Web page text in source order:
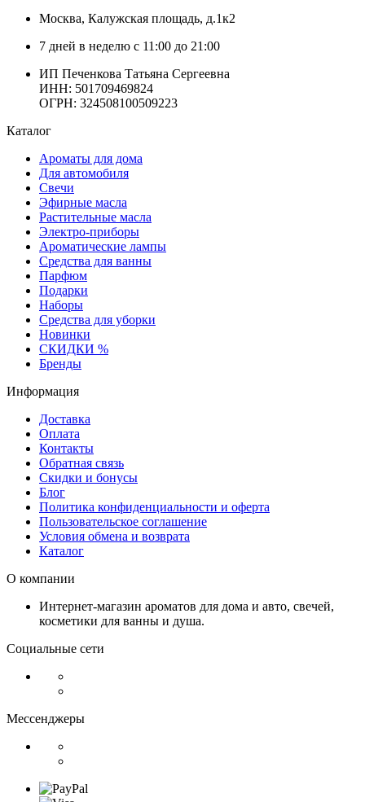
Москва, Калужская площадь, д.1к2
7 дней в неделю с 11:00 до 21:00
ИП Печенкова Татьяна Сергеевна
ИНН: 501709469824
ОГРН: 324508100509223
Каталог
Ароматы для дома
Для автомобиля
Свечи
Эфирные масла
Растительные масла
Электро-приборы
Ароматические лампы
Средства для ванны
Парфюм
Подарки
Наборы
Средства для уборки
Новинки
СКИДКИ %
Бренды
Информация
Доставка
Оплата
Контакты
Обратная связь
Скидки и бонусы
Блог
Политика конфиденциальности и оферта
Пользовательское соглашение
Условия обмена и возврата
Каталог
О компании
Интернет-магазин ароматов для дома и авто, свечей,
косметики для ванны и душа.
Социальные сети
Мессенджеры